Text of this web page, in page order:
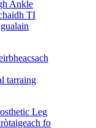
tarraing